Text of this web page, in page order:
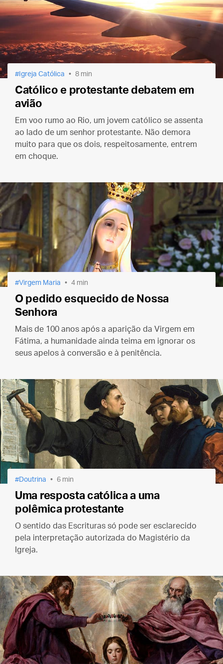
Igreja Católica 8 min
Católico e protestante debatem em
avião
Em voo rumo ao Rio, um jovem católico se assenta
ao lado de um senhor protestante. Não demora
muito para que os dois, respeitosamente, entrem
em choque.
Virgem Maria 4 min
O pedido esquecido de Nossa
Senhora
Mais de 100 anos após a aparição da Virgem em
Fátima, a humanidade ainda teima em ignorar os
seus apelos à conversão e à penitência.
Doutrina 6 min
Uma resposta católica a uma
polêmica protestante
O sentido das Escrituras só pode ser esclarecido
pela interpretação autorizada do Magistério da
Igreja.